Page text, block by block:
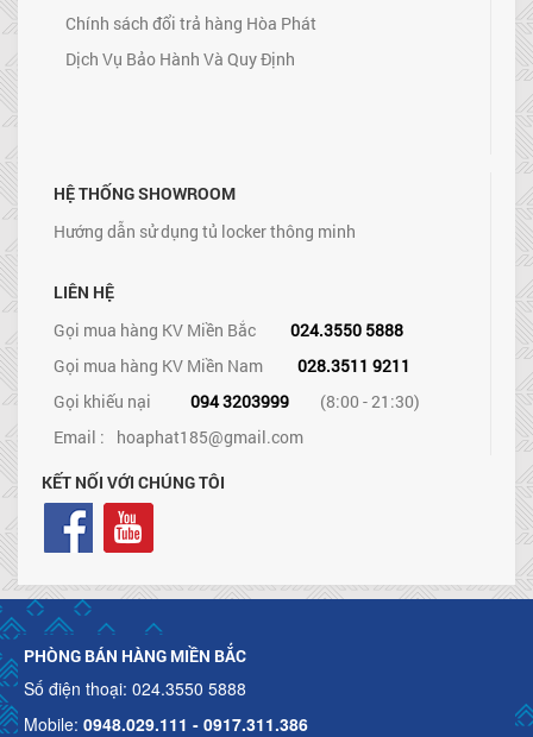
Chính sách đổi trả hàng Hòa Phát
Dịch Vụ Bảo Hành Và Quy Định
HỆ THỐNG SHOWROOM
Hướng dẫn sử dụng tủ locker thông minh
LIÊN HỆ
Gọi mua hàng KV Miền Bắc
024.3550 5888
Gọi mua hàng KV Miền Nam
028.3511 9211
Gọi khiếu nại
094 3203999
(8:00 - 21:30)
Email : hoaphat185@gmail.com
KẾT NỐI VỚI CHÚNG TÔI
PHÒNG BÁN HÀNG MIỀN BẮC
Số điện thoại: 024.3550 5888
Mobile: 0948.029.111 - 0917.311.386